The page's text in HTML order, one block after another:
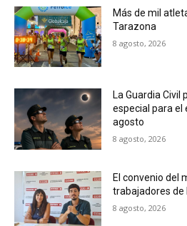
Más de mil
Tarazona
8 agosto, 2026
La Guardia Civil
especial para el
agosto
8 agosto, 2026
El convenio del
trabajadores de
8 agosto, 2026